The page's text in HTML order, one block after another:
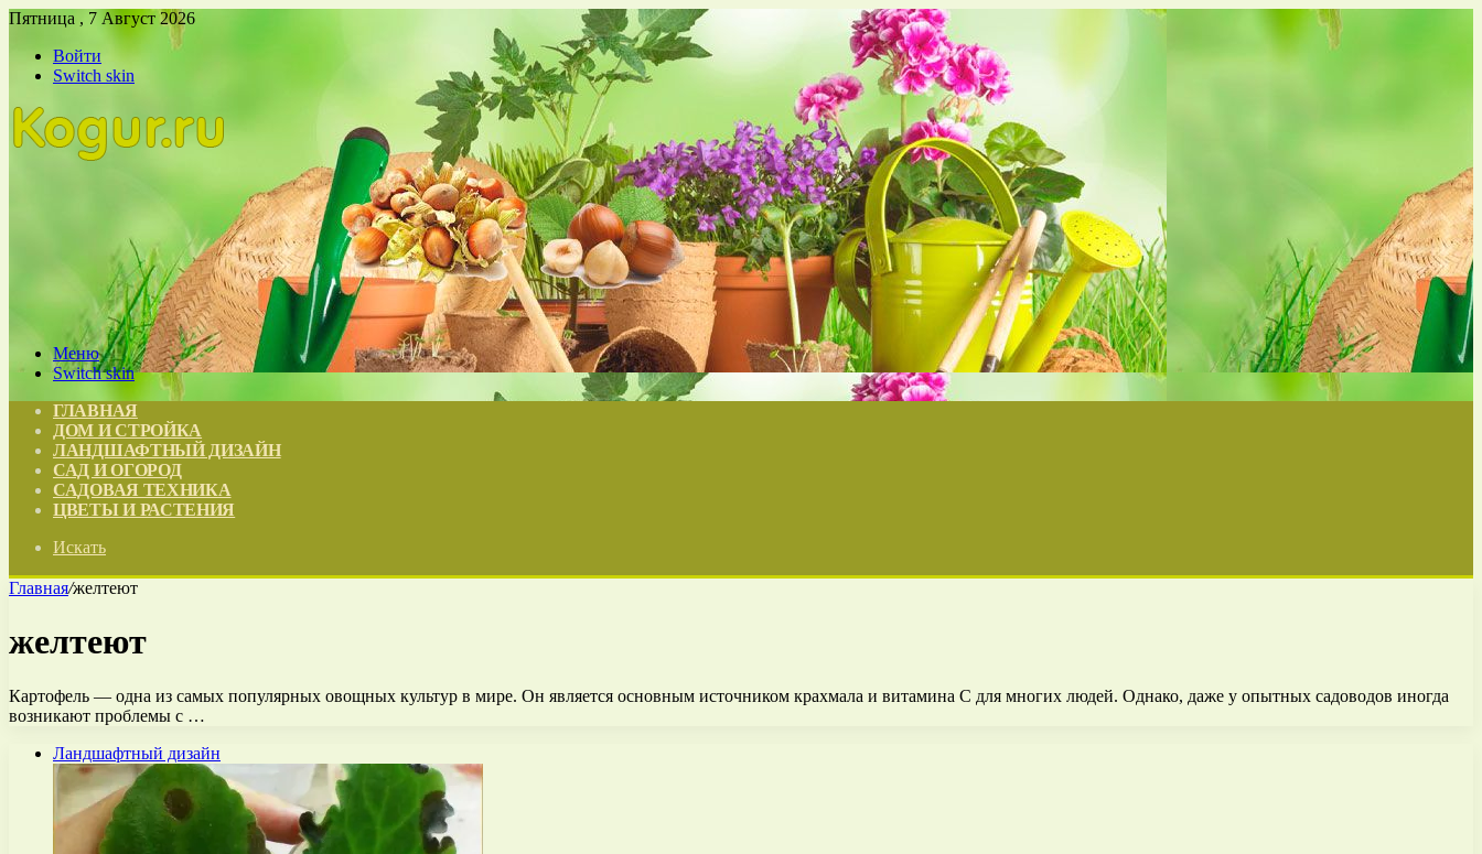
Пятница , 7 Август 2026
Войти
Switch skin
Меню
Switch skin
ГЛАВНАЯ
ДОМ И СТРОЙКА
ЛАНДШАФТНЫЙ ДИЗАЙН
САД И ОГОРОД
САДОВАЯ ТЕХНИКА
ЦВЕТЫ И РАСТЕНИЯ
Искать
Главная/желтеют
желтеют
Картофель — одна из самых популярных овощных культур в мире. Он является основным источником крахмала и витамина С для многих людей. Однако, даже у опытных садоводов иногда
возникают проблемы с …
Ландшафтный дизайн